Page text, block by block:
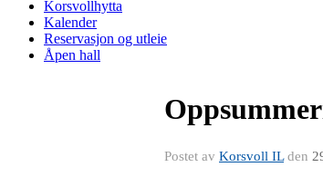
Korsvollhytta
Kalender
Reservasjon og utleie
Åpen hall
Postet av Korsvoll ILden